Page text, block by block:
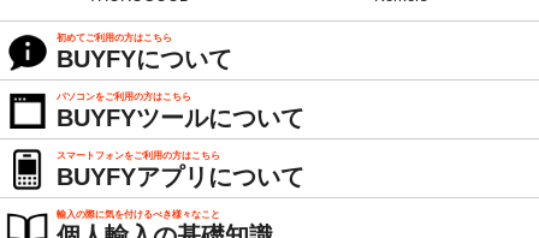
初めてご利用の方はこちら
BUYFYについて
パソコンをご利用の方はこちら
BUYFYツールについて
スマートフォンをご利用の方はこちら
BUYFYアプリについて
輸入の際に気を付けるべき様々なこと